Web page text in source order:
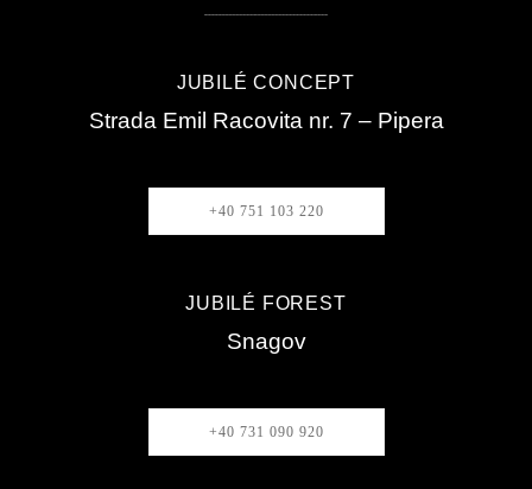
JUBILÉ CONCEPT
Strada Emil Racovita nr. 7 – Pipera
+40 751 103 220
JUBILÉ FOREST
Snagov
+40 731 090 920